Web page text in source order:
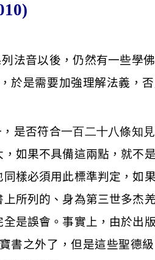
法音以後，仍然有一些學
於是需要加強理解法義，
是否符合一百二十八條知見
如果不具備這兩點，就不
樣必須用此標準判定，如
所列的、身為第三世多杰
是誤會。事實上，由於出
書之外了，但是這些聖德